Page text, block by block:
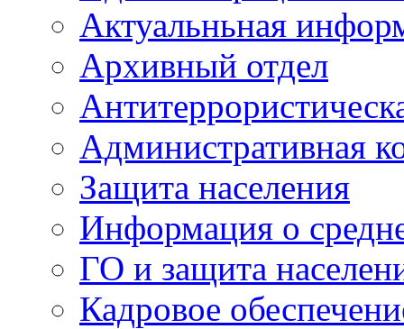
Актуальньная
Архивный отдел
Административная
Защита населения
Информация о
ГО и защита
Кадровое